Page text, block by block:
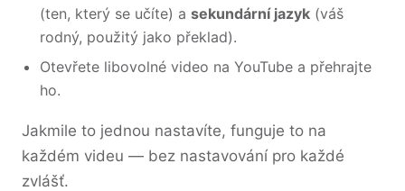
(ten, který se učíte) a sekundární jazyk (váš
rodný, použitý jako překlad).
Otevřete libovolné video na YouTube a přehrajte
ho.
Jakmile to jednou nastavíte, funguje to na
každém videu — bez nastavování pro každé
zvlášť.